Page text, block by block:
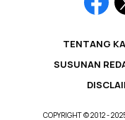
TENTANG
SUSUNAN
COPYRIGHT © 2012 -